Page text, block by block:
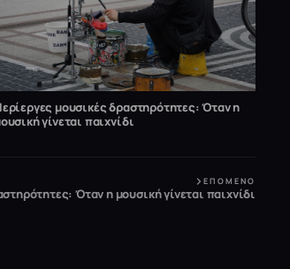
μουσικές δραστηρότητες: Όταν η
γίνεται παιχνίδι
ΕΠΌΜΕΝΟ
Όταν η μουσική γίνεται παιχνίδι